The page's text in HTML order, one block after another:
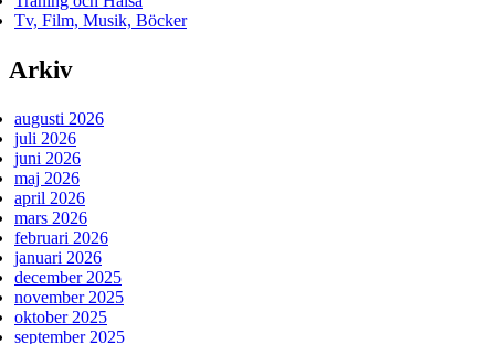
Tv, Film, Musik, Böcker
Arkiv
augusti 2026
juli 2026
juni 2026
maj 2026
april 2026
mars 2026
februari 2026
januari 2026
december 2025
november 2025
oktober 2025
september 2025